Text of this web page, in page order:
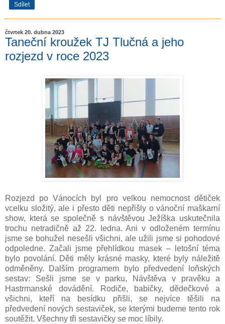
Sdílet
čtvrtek 20. dubna 2023
Taneční kroužek TJ Tlučná a jeho
rozjezd v roce 2023
Rozjezd po Vánocích byl pro velkou nemocnost dětiček
vcelku složitý, ale i přesto děti nepřišly o vánoční maškarní
show, která se společně s návštěvou Ježíška uskutečnila
trochu netradičně až 22. ledna. Ani v odloženém termínu
jsme se bohužel nesešli všichni, ale užili jsme si pohodové
odpoledne. Začali jsme přehlídkou masek – letošní téma
bylo povolání. Děti měly krásné masky, které byly náležitě
odměněny. Dalším programem bylo předvedení loňských
sestav: Sešli jsme se v parku, Návštěva v pravěku a
Hastrmanské dovádění. Rodiče, babičky, dědečkové a
všichni, kteří na besídku přišli, se nejvíce těšili na
předvedení nových sestaviček, se kterými budeme tento rok
soutěžit. Všechny tři sestavičky se moc líbily.